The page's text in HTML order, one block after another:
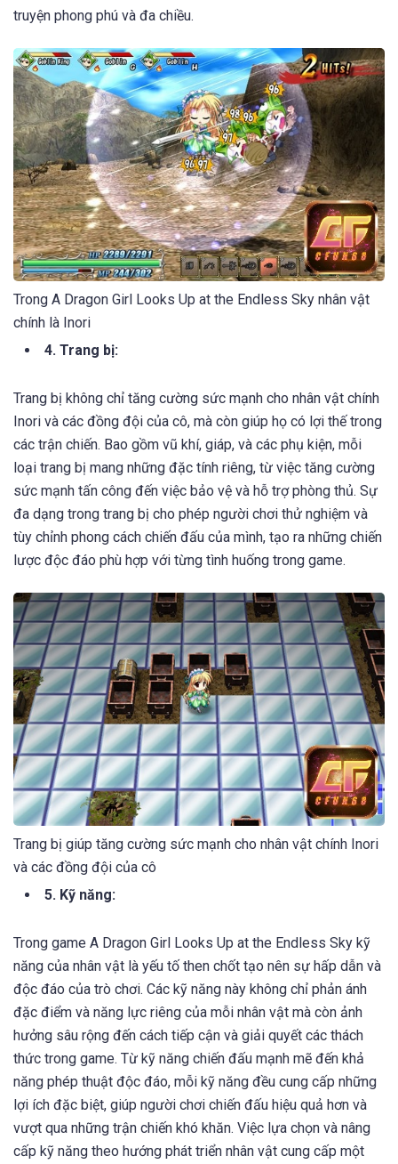
truyện phong phú và đa chiều.
Trong A Dragon Girl Looks Up at the Endless Sky nhân vật
chính là Inori
4. Trang bị:
Trang bị không chỉ tăng cường sức mạnh cho nhân vật chính
Inori và các đồng đội của cô, mà còn giúp họ có lợi thế trong
các trận chiến. Bao gồm vũ khí, giáp, và các phụ kiện, mỗi
loại trang bị mang những đặc tính riêng, từ việc tăng cường
sức mạnh tấn công đến việc bảo vệ và hỗ trợ phòng thủ. Sự
đa dạng trong trang bị cho phép người chơi thử nghiệm và
tùy chỉnh phong cách chiến đấu của mình, tạo ra những chiến
lược độc đáo phù hợp với từng tình huống trong game.
Trang bị giúp tăng cường sức mạnh cho nhân vật chính Inori
và các đồng đội của cô
5. Kỹ năng:
Trong game A Dragon Girl Looks Up at the Endless Sky kỹ
năng của nhân vật là yếu tố then chốt tạo nên sự hấp dẫn và
độc đáo của trò chơi. Các kỹ năng này không chỉ phản ánh
đặc điểm và năng lực riêng của mỗi nhân vật mà còn ảnh
hưởng sâu rộng đến cách tiếp cận và giải quyết các thách
thức trong game. Từ kỹ năng chiến đấu mạnh mẽ đến khả
năng phép thuật độc đáo, mỗi kỹ năng đều cung cấp những
lợi ích đặc biệt, giúp người chơi chiến đấu hiệu quả hơn và
vượt qua những trận chiến khó khăn. Việc lựa chọn và nâng
cấp kỹ năng theo hướng phát triển nhân vật cung cấp một